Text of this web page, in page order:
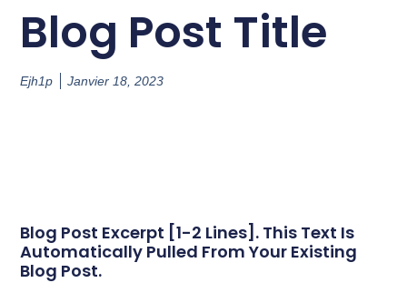
Blog Post Title
Ejh1p Janvier 18, 2023
Blog Post Excerpt [1-2 Lines]. This Text Is
Automatically Pulled From Your Existing
Blog Post.